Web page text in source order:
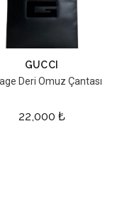
GUCCI
Deri Omuz Çantası
22,000 ₺